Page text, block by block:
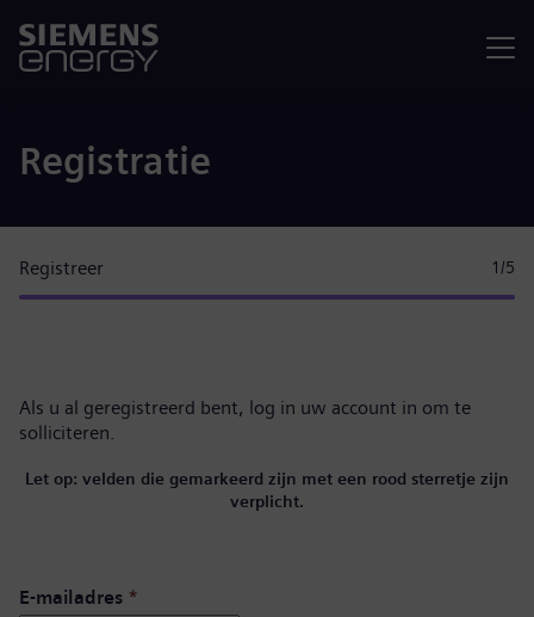
Registratie
Registreer 1 /5
Als u al geregistreerd bent, log in uw account in om te
solliciteren.
Let op: velden die gemarkeerd zijn met een rood sterretje zijn
verplicht.
E-mailadres *